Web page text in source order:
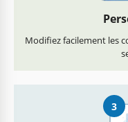
Modifiez facilement les
3